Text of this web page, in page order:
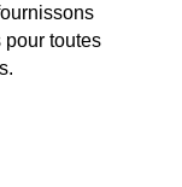
toutes